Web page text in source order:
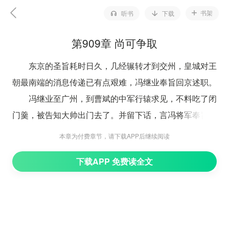
听书 下载 书架
第909章 尚可争取
东京的圣旨耗时日久，几经辗转才到交州，皇城对王
朝最南端的消息传递已有点艰难，冯继业奉旨回京述职。
冯继业至广州，到曹斌的中军行辕求见，不料吃了闭
门羹，被告知大帅出门去了。并留下话，言冯将军奉旨述
职，应尽快赶往东京，不要在途中无故逗留。
冯继业心下沮丧，刚出得
本章为付费章节，请下载APP后继续阅读
下载APP 免费读全文